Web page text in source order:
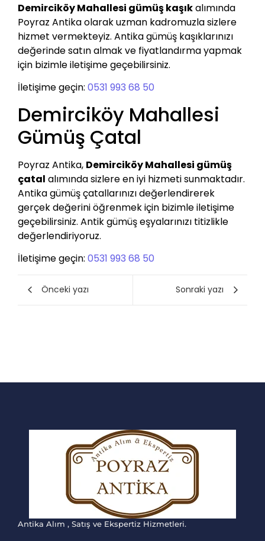
Demirciköy Mahallesi gümüş kaşıkalımında
Poyraz Antika olarak uzman kadromuzla sizlere
hizmet vermekteyiz. Antika gümüş kaşıklarınızı
değerinde satın almak ve fiyatlandırma yapmak
için bizimle iletişime geçebilirsiniz.
İletişime geçin: 0531 993 68 50
Demirciköy Mahallesi
Gümüş Çatal
Poyraz Antika, Demirciköy Mahallesi gümüş
çatal alımında sizlere en iyi hizmeti sunmaktadır.
Antika gümüş çatallarınızı değerlendirerek
gerçek değerini öğrenmek için bizimle iletişime
geçebilirsiniz. Antik gümüş eşyalarınızı titizlikle
değerlendiriyoruz.
İletişime geçin: 0531 993 68 50
Önceki yazı Sonraki yazı
Antika Alım , Satış ve Ekspertiz Hizmetleri.